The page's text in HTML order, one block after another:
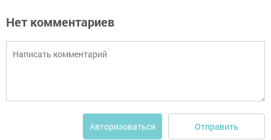
Нет комментариев
Авторизоваться Отправить